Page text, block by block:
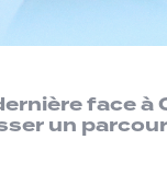
face
un